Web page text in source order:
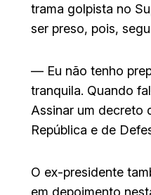
trama golpista no
ser preso, pois,
— Eu não tenho
tranquila. Quando
Assinar um decreto
República e de
O ex-presidente
em depoimento